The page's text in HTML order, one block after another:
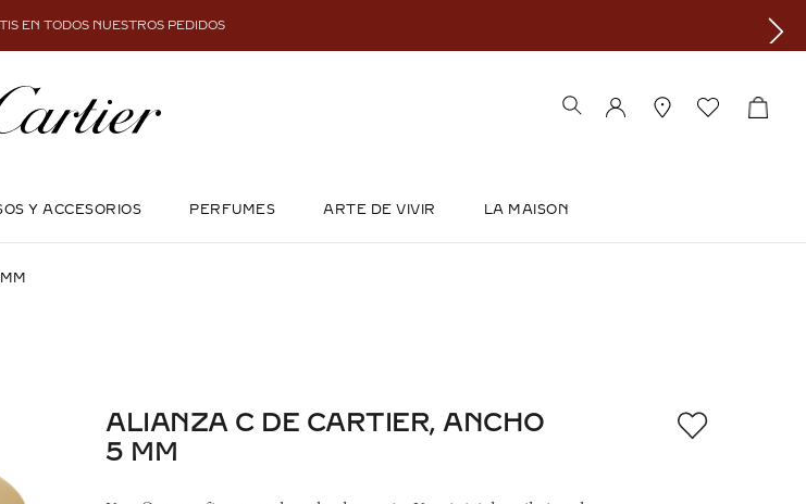
EN TODOS NUESTROS PEDIDOS
Y ACCESORIOS PERFUMES ARTE DE VIVIR LA MAISON
ALIANZA C DE CARTIER, ANCHO
5 MM